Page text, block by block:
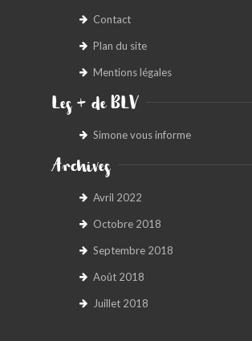
Contact
Plan du site
Mentions légales
Les + de BLV
Simone vous informe
Archives
Avril 2022
Octobre 2018
Septembre 2018
Août 2018
Juillet 2018